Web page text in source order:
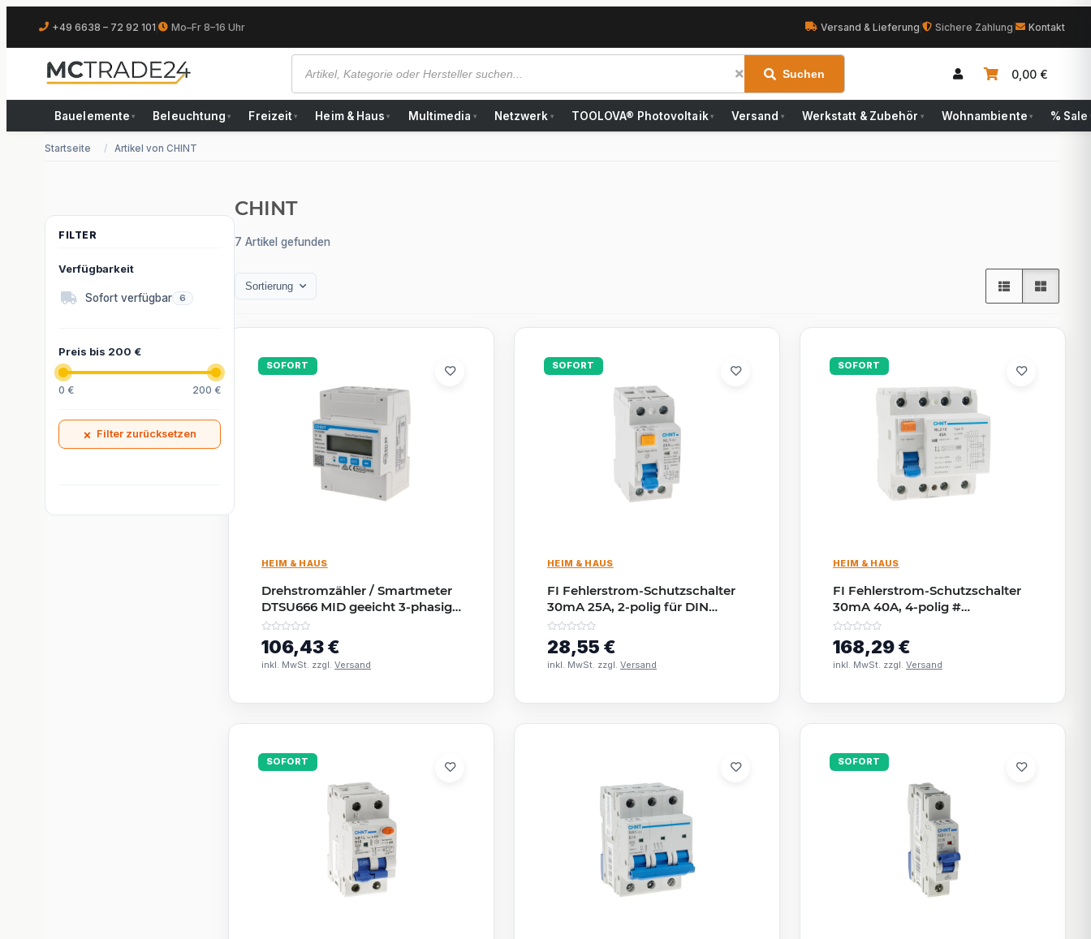
+49 6638 – 72 92 101 Mo–Fr 8–16 Uhr Versand & Lieferung Sichere Zahlung Kontakt
Suchen 0,00 €
Bauelemente ▾ Beleuchtung ▾ Freizeit ▾ Heim & Haus ▾ Multimedia ▾ Netzwerk ▾ TOOLOVA® Photovoltaik ▾ Versand ▾ Werkstatt & Zubehör ▾ Wohnambiente ▾ % Sale
Startseite Artikel von CHINT
CHINT
7 Artikel gefunden
Sortierung
SOFORT
HEIM & HAUS
Drehstromzähler / Smartmeter
DTSU666 MID geeicht 3-phasig
80A, 230/400V, 4TE
106,43 €
inkl. MwSt. zzgl. Versand
SOFORT
HEIM & HAUS
FI Fehlerstrom-Schutzschalter
30mA 25A, 2-polig für DIN
Trägerschiene
28,55 €
inkl. MwSt. zzgl. Versand
SOFORT
HEIM & HAUS
FI Fehlerstrom-Schutzschalter
30mA 40A, 4-polig #
allstromsenstiv #
168,29 €
inkl. MwSt. zzgl. Versand
SOFORT SOFORT
Verfügbarkeit
Sofort verfügbar 6 Artikel gefunden
Preis bis 200 €
0 € 200 €
× Filter zurücksetzen